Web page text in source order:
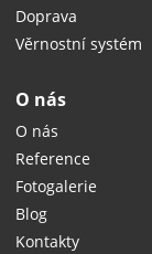
Doprava
Věrnostní systém
O nás
O nás
Reference
Fotogalerie
Blog
Kontakty